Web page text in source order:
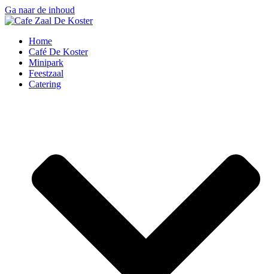
Ga naar de inhoud
Home
Café De Koster
Minipark
Feestzaal
Catering